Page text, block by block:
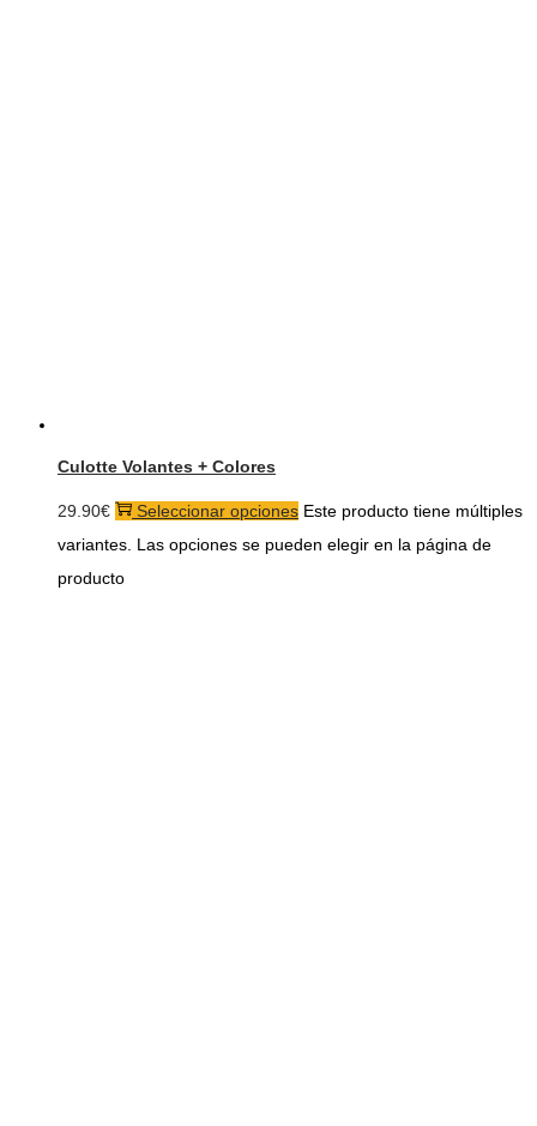
Culotte Volantes + Colores
29.90€ Seleccionar opciones Este producto tiene múltiples
variantes. Las opciones se pueden elegir en la página de
producto